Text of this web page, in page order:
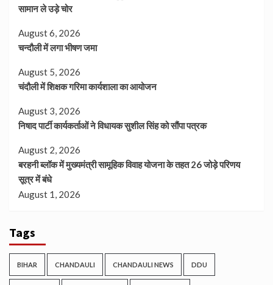
सामान ले उड़े चोर
August 6, 2026
चन्दौली में लगा भीषण जमा
August 5, 2026
चंदौली में शिक्षक गरिमा कार्यशाला का आयोजन
August 3, 2026
निषाद पार्टी कार्यकर्ताओं ने विधायक सुशील सिंह को सौंपा पत्रक
August 2, 2026
बरहनी ब्लॉक में मुख्यमंत्री सामूहिक विवाह योजना के तहत 26 जोड़े परिणय
सूत्र में बंधे
August 1, 2026
Tags
BIHAR CHANDAULI CHANDAULI NEWS DDU